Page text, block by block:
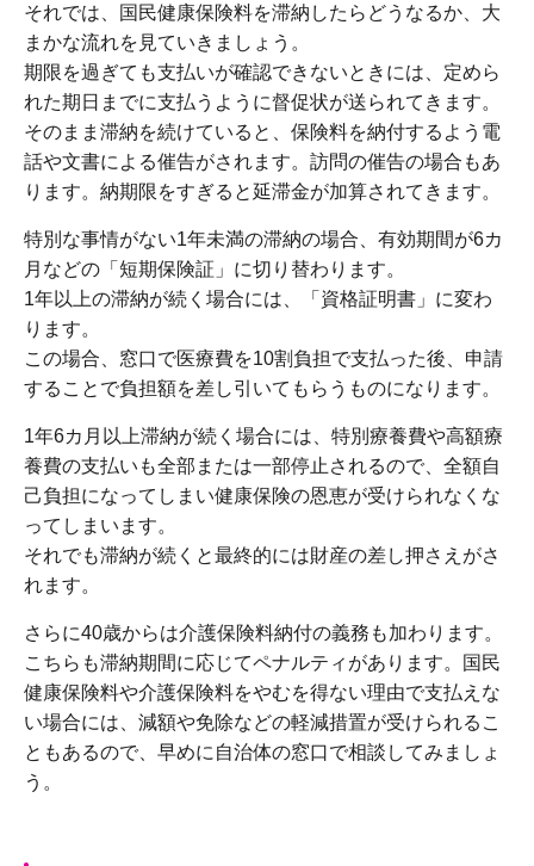
それでは、国民健康保険料を滞納したらどうなるか、大
まかな流れを見ていきましょう。
期限を過ぎても支払いが確認できないときには、定めら
れた期日までに支払うように督促状が送られてきます。
そのまま滞納を続けていると、保険料を納付するよう電
話や文書による催告がされます。訪問の催告の場合もあ
ります。納期限をすぎると延滞金が加算されてきます。
特別な事情がない1年未満の滞納の場合、有効期間が6カ
月などの「短期保険証」に切り替わります。
1年以上の滞納が続く場合には、「資格証明書」に変わ
ります。
この場合、窓口で医療費を10割負担で支払った後、申請
することで負担額を差し引いてもらうものになります。
1年6カ月以上滞納が続く場合には、特別療養費や高額療
養費の支払いも全部または一部停止されるので、全額自
己負担になってしまい健康保険の恩恵が受けられなくな
ってしまいます。
それでも滞納が続くと最終的には財産の差し押さえがさ
れます。
さらに40歳からは介護保険料納付の義務も加わります。
こちらも滞納期間に応じてペナルティがあります。国民
健康保険料や介護保険料をやむを得ない理由で支払えな
い場合には、減額や免除などの軽減措置が受けられるこ
ともあるので、早めに自治体の窓口で相談してみましょ
う。